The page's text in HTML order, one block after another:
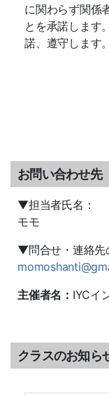
に関わらず関係
とを承諾します
諾、遵守します。
お問い合わせ先
▼担当者氏名：
モモ
▼問合せ・連絡先
主催者名： IYCイ
クラスのお知ら